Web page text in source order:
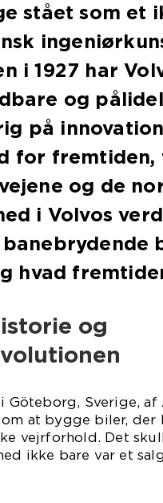
stået som et
i 1927 har
og
på
for
og de
i Volvos
hvad
og
Sverige, af
at bygge biler, der
vejrforhold. Det
ikke bare var et